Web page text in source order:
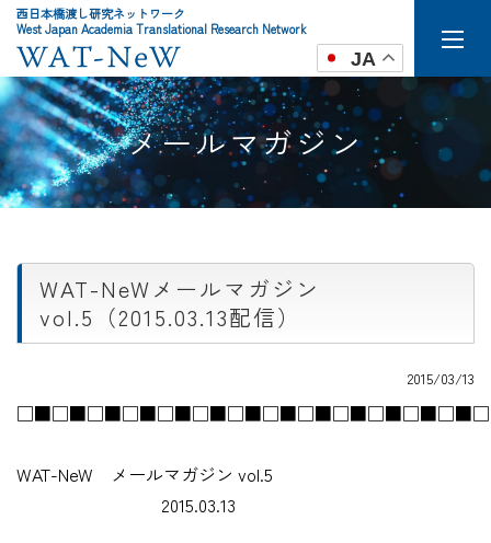
西日本橋渡し研究ネットワーク
West Japan Academia Translational Research Network
JA
メールマガジン
WAT-NeWメールマガジン
vol.5（2015.03.13配信）
2015/03/13
WAT-NeW メールマガジン vol.5
2015.03.13